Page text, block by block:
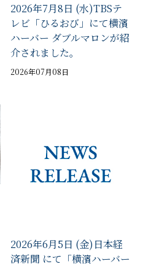
2026年7月8日 (水)TBSテ
レビ「ひるおび」にて横濱
ハーバー ダブルマロンが紹
介されました。
2026年07月08日
2026年6月5日 (金)日本経
済新聞 にて「横濱ハーバー